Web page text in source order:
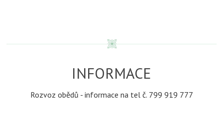
INFORMACE
Rozvoz obědů - informace na tel č. 799 919 777